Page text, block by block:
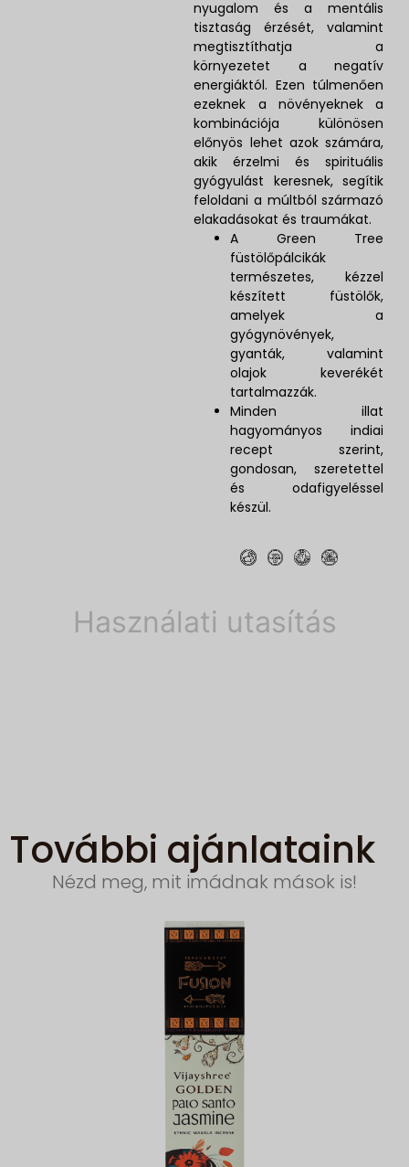
Használati utasítás
nyugalom és a mentális
tisztaság érzését, valamint
megtisztíthatja a
környezetet a negatív
energiáktól. Ezen túlmenően
ezeknek a növényeknek a
kombinációja különösen
előnyös lehet azok számára,
akik érzelmi és spirituális
gyógyulást keresnek, segítik
feloldani a múltból származó
elakadásokat és traumákat.
A Green Tree
füstölőpálcikák
természetes, kézzel
készített füstölők,
amelyek a
gyógynövények,
gyanták, valamint
olajok keverékét
tartalmazzák.
Minden illat
hagyományos indiai
recept szerint,
gondosan, szeretettel
és odafigyeléssel
készül.
További ajánlataink
Nézd meg, mit imádnak mások is!